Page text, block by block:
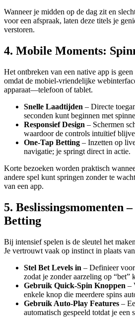
Wanneer je midden op de dag zit en
voor een afspraak, laten deze titels je
verstoren.
4. Mobile Moments:
Het ontbreken van een native app is
omdat de mobiel‑vriendelijke
apparaat—telefoon of tablet.
Snelle Laadtijden – Directe
seconden kunt beginnen met
Responsief Design – Schermen
waardoor de controls intuïtief
One‑Tap Betting – Inzetten op
navigatie; je springt direct in actie.
Korte bezoeken worden praktisch
andere spel kunt springen zonder te
van een app.
5. Beslissingsmomenten
Betting
Bij intensief spelen is de sleutel het
Je vertrouwt vaak op instinct in plaats
Stel Bet Levels in – Definieer
zodat je zonder aarzeling op “bet”
Gebruik Quick‑Spin Knoppen –
enkele knop die meerdere spins
Gebruik Auto‑Play Features –
automatisch gespeeld totdat je een